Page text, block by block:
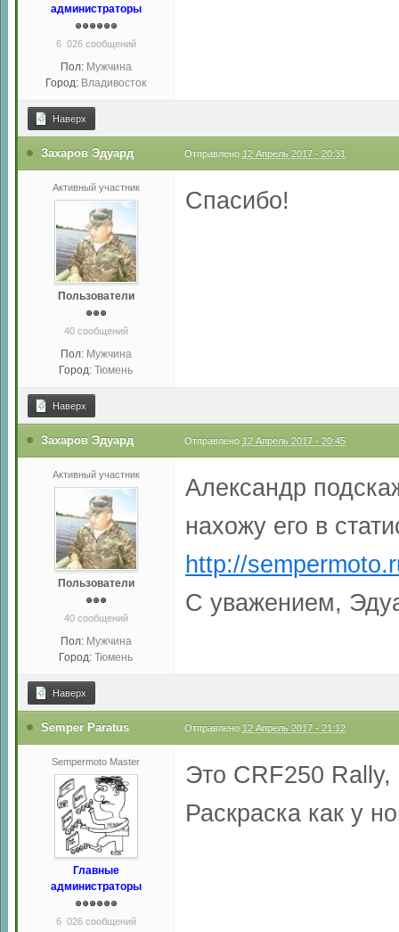
администраторы
6 026 сообщений
Пол: Мужчина
Город: Владивосток
Наверх
Захаров Эдуард Отправлено 12 Апрель 2017 - 20:31
Активный участник
Пользователи
40 сообщений
Пол: Мужчина
Город: Тюмень
Спасибо!
Наверх
Захаров Эдуард Отправлено 12 Апрель 2017 - 20:45
Активный участник
Пользователи
40 сообщений
Пол: Мужчина
Город: Тюмень
Александр
нахожу его в
http://
С уважением,
Наверх
Semper Paratus Отправлено 12 Апрель 2017 - 21:12
Sempermoto Master
Главные
администраторы
6 026 сообщений
Это CRF250
Раскраска как у